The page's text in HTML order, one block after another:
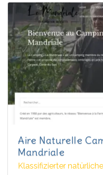
Aire Naturelle
Mandriale
Klassifizierter